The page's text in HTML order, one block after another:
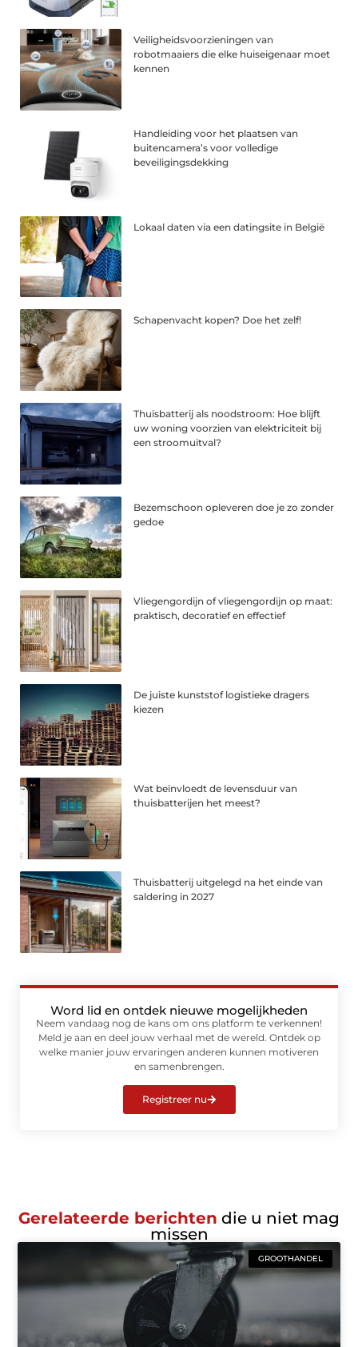
Veiligheidsvoorzieningen van
robotmaaiers die elke huiseigenaar moet
kennen
Handleiding voor het plaatsen van
buitencamera’s voor volledige
beveiligingsdekking
Lokaal daten via een datingsite in België
Schapenvacht kopen? Doe het zelf!
Thuisbatterij als noodstroom: Hoe blijft
uw woning voorzien van elektriciteit bij
een stroomuitval?
Bezemschoon opleveren doe je zo zonder
gedoe
Vliegengordijn of vliegengordijn op maat:
praktisch, decoratief en effectief
De juiste kunststof logistieke dragers
kiezen
Wat beïnvloedt de levensduur van
thuisbatterijen het meest?
Thuisbatterij uitgelegd na het einde van
saldering in 2027
Word lid en ontdek nieuwe mogelijkheden
Neem vandaag nog de kans om ons platform te verkennen!
Meld je aan en deel jouw verhaal met de wereld. Ontdek op
welke manier jouw ervaringen anderen kunnen motiveren
en samenbrengen.
Registreer nu
Gerelateerde berichten die u niet mag
missen
GROOTHANDEL